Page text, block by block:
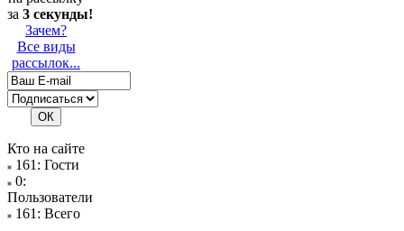
за 3 секунды!
Зачем?
Все виды
рассылок...
Кто на сайте
161: Гости
0:
Пользователи
161: Всего